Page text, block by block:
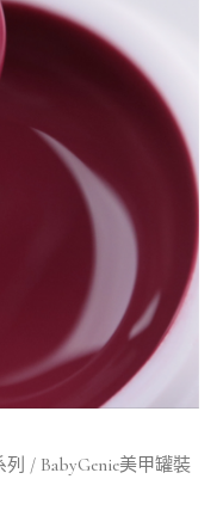
列 / BabyGenie美甲罐裝